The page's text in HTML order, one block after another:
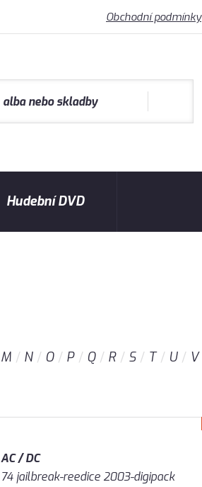
Obchodní podmínky
Hudební DVD
M N O P Q R S T U V
AC / DC
74 jailbreak-reedice 2003-digipack